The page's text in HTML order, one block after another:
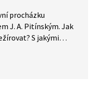
procházku
J. A. Pitínským. Jak
S jakými